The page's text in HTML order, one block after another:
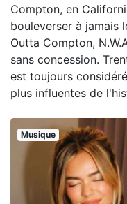
Compton, en
bouleverser à jamais
Outta Compton,
sans concession.
est toujours
plus influentes de
Musique